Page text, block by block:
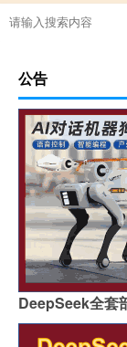
公告
DeepSeek全套